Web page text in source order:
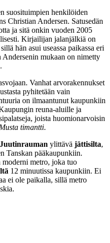
suosituimpien henkilöiden
Christian Andersen. Satusedän
ja sitä onkin vuoden 2005
Kirjailijan jalanjälkiä on
hän asui useassa paikassa eri
mukaan on nimetty
Vanhat arvorakennukset
pyhitetään vain
on ilmaantunut kaupunkiin
reuna-aluille ja
joista huomionarvoisin
Musta timantti.
Juutinrauman ylittävä jättisilta,
Tanskan pääkaupunkiin.
metro, joka tuo
12 minuutissa kaupunkiin. Ei
ei ole paikalla, sillä metro